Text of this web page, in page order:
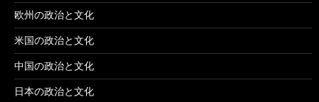
欧州の政治と文化
米国の政治と文化
中国の政治と文化
日本の政治と文化